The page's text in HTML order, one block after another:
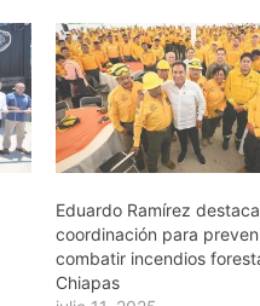
Eduardo Ramírez destaca
coordinación para
combatir incendios
Chiapas